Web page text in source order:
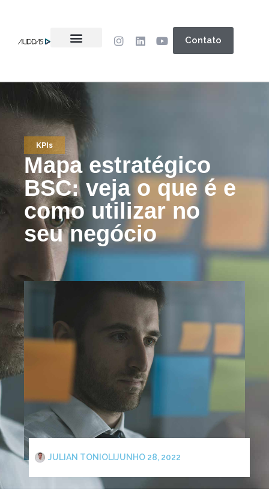
Contato
KPIs
Mapa estratégico
BSC: veja o que é e
como utilizar no
seu negócio
JULIAN TONIOLI JUNHO 28, 2022